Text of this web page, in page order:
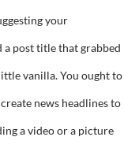
your
a post title that grabbed
little vanilla. You ought to
news headlines to
a video or a picture